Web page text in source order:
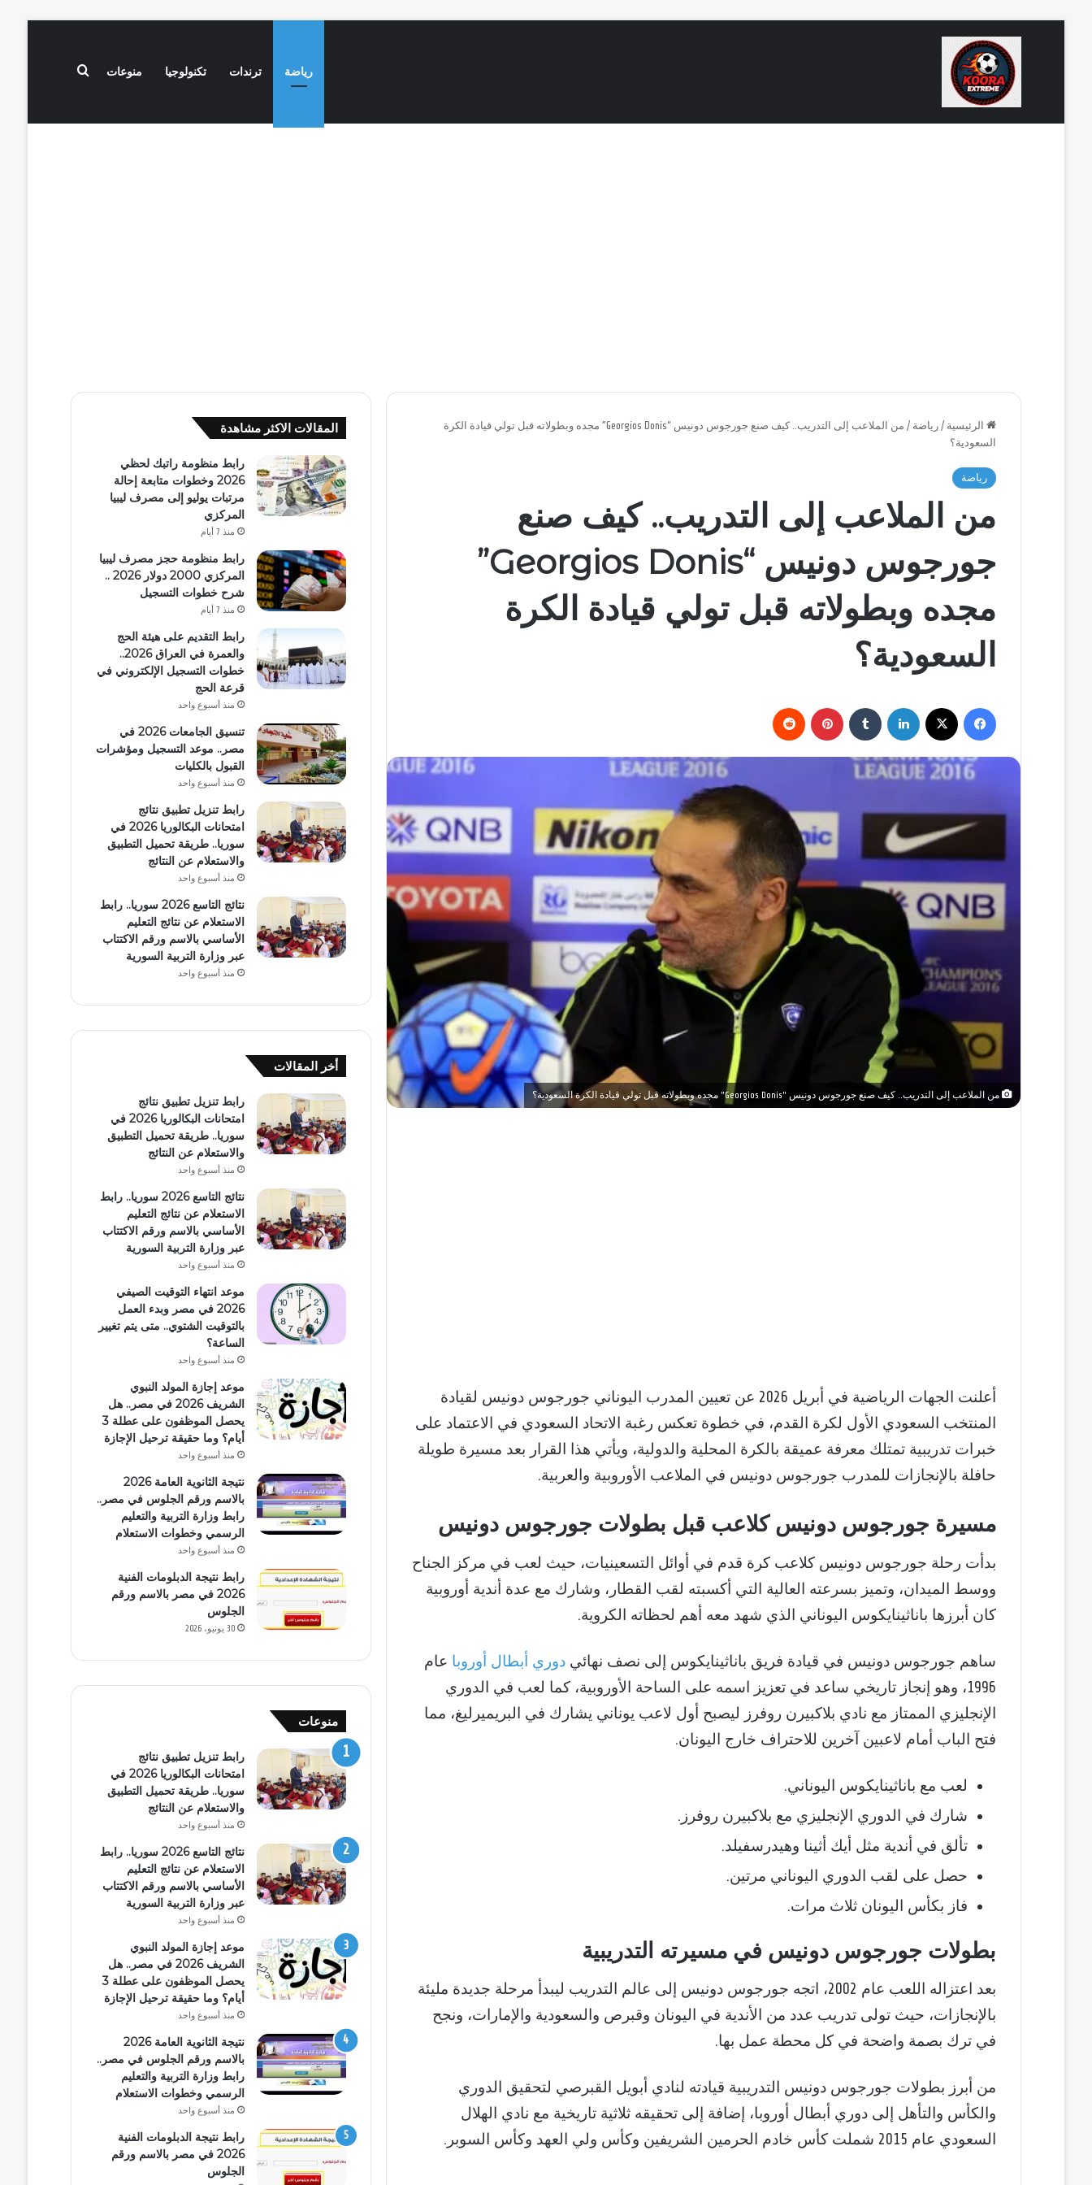
رياضة ترندات تكنولوجيا منوعات بحث عن
الرئيسية / رياضة /
من الملاعب إلى التدريب.. كيف صنع جورجوس دونيس “Georgios Donis” مجده وبطولاته قبل تولي قيادة الكرة
السعودية؟
رياضة
من الملاعب إلى التدريب.. كيف صنع
جورجوس دونيس “Georgios Donis”
مجده وبطولاته قبل تولي قيادة الكرة
السعودية؟
فيسبوك لينكدإن بينتيريست
من الملاعب إلى التدريب.. كيف صنع جورجوس دونيس "Georgios Donis" مجده وبطولاته قبل تولي قيادة الكرة السعودية؟
أعلنت الجهات الرياضية في أبريل 2026 عن تعيين المدرب اليوناني جورجوس دونيس لقيادة
المنتخب السعودي الأول لكرة القدم، في خطوة تعكس رغبة الاتحاد السعودي في الاعتماد على
خبرات تدريبية تمتلك معرفة عميقة بالكرة المحلية والدولية، ويأتي هذا القرار بعد مسيرة طويلة
حافلة بالإنجازات للمدرب جورجوس دونيس في الملاعب الأوروبية والعربية.
مسيرة جورجوس دونيس كلاعب قبل بطولات جورجوس دونيس
بدأت رحلة جورجوس دونيس كلاعب كرة قدم في أوائل التسعينيات، حيث لعب في مركز الجناح
ووسط الميدان، وتميز بسرعته العالية التي أكسبته لقب القطار، وشارك مع عدة أندية أوروبية
كان أبرزها باناثينايكوس اليوناني الذي شهد معه أهم لحظاته الكروية.
ساهم جورجوس دونيس في قيادة فريق باناثينايكوس إلى نصف نهائي دوري أبطال أوروبا عام
1996، وهو إنجاز تاريخي ساعد في تعزيز اسمه على الساحة الأوروبية، كما لعب في الدوري
الإنجليزي الممتاز مع نادي بلاكبيرن روفرز ليصبح أول لاعب يوناني يشارك في البريميرليغ، مما
فتح الباب أمام لاعبين آخرين للاحتراف خارج اليونان.
لعب مع باناثينايكوس اليوناني.
شارك في الدوري الإنجليزي مع بلاكبيرن روفرز.
تألق في أندية مثل أيك أثينا وهيدرسفيلد.
حصل على لقب الدوري اليوناني مرتين.
فاز بكأس اليونان ثلاث مرات.
بطولات جورجوس دونيس في مسيرته التدريبية
بعد اعتزاله اللعب عام 2002، اتجه جورجوس دونيس إلى عالم التدريب ليبدأ مرحلة جديدة مليئة
بالإنجازات، حيث تولى تدريب عدد من الأندية في اليونان وقبرص والسعودية والإمارات، ونجح
في ترك بصمة واضحة في كل محطة عمل بها.
من أبرز بطولات جورجوس دونيس التدريبية قيادته لنادي أبويل القبرصي لتحقيق الدوري
والكأس والتأهل إلى دوري أبطال أوروبا، إضافة إلى تحقيقه ثلاثية تاريخية مع نادي الهلال
السعودي عام 2015 شملت كأس خادم الحرمين الشريفين وكأس ولي العهد وكأس السوبر.
المقالات الاكثر مشاهدة
رابط منظومة راتبك لحظي
2026 وخطوات متابعة إحالة
مرتبات يوليو إلى مصرف ليبيا
المركزي
منذ 7 أيام
رابط منظومة حجز مصرف ليبيا
المركزي 2000 دولار 2026 ..
شرح خطوات التسجيل
منذ 7 أيام
رابط التقديم على هيئة الحج
والعمرة في العراق 2026..
خطوات التسجيل الإلكتروني في
قرعة الحج
منذ أسبوع واحد
تنسيق الجامعات 2026 في
مصر.. موعد التسجيل ومؤشرات
القبول بالكليات
منذ أسبوع واحد
رابط تنزيل تطبيق نتائج
امتحانات البكالوريا 2026 في
سوريا.. طريقة تحميل التطبيق
والاستعلام عن النتائج
منذ أسبوع واحد
نتائج التاسع 2026 سوريا.. رابط
الاستعلام عن نتائج التعليم
الأساسي بالاسم ورقم الاكتتاب
عبر وزارة التربية السورية
منذ أسبوع واحد
أخر المقالات
رابط تنزيل تطبيق نتائج
امتحانات البكالوريا 2026 في
سوريا.. طريقة تحميل التطبيق
والاستعلام عن النتائج
منذ أسبوع واحد
نتائج التاسع 2026 سوريا.. رابط
الاستعلام عن نتائج التعليم
الأساسي بالاسم ورقم الاكتتاب
عبر وزارة التربية السورية
منذ أسبوع واحد
موعد انتهاء التوقيت الصيفي
2026 في مصر وبدء العمل
بالتوقيت الشتوي.. متى يتم تغيير
الساعة؟
منذ أسبوع واحد
موعد إجازة المولد النبوي
الشريف 2026 في مصر.. هل
يحصل الموظفون على عطلة 3
أيام؟ وما حقيقة ترحيل الإجازة
منذ أسبوع واحد
نتيجة الثانوية العامة 2026
بالاسم ورقم الجلوس في مصر..
رابط وزارة التربية والتعليم
الرسمي وخطوات الاستعلام
منذ أسبوع واحد
رابط نتيجة الدبلومات الفنية
2026 في مصر بالاسم ورقم
الجلوس
30 يونيو، 2026
منوعات
رابط تنزيل تطبيق نتائج
امتحانات البكالوريا 2026 في
سوريا.. طريقة تحميل التطبيق
والاستعلام عن النتائج
منذ أسبوع واحد
نتائج التاسع 2026 سوريا.. رابط
الاستعلام عن نتائج التعليم
الأساسي بالاسم ورقم الاكتتاب
عبر وزارة التربية السورية
منذ أسبوع واحد
موعد إجازة المولد النبوي
الشريف 2026 في مصر.. هل
يحصل الموظفون على عطلة 3
أيام؟ وما حقيقة ترحيل الإجازة
منذ أسبوع واحد
نتيجة الثانوية العامة 2026
بالاسم ورقم الجلوس في مصر..
رابط وزارة التربية والتعليم
الرسمي وخطوات الاستعلام
منذ أسبوع واحد
رابط نتيجة الدبلومات الفنية
2026 في مصر بالاسم ورقم
الجلوس